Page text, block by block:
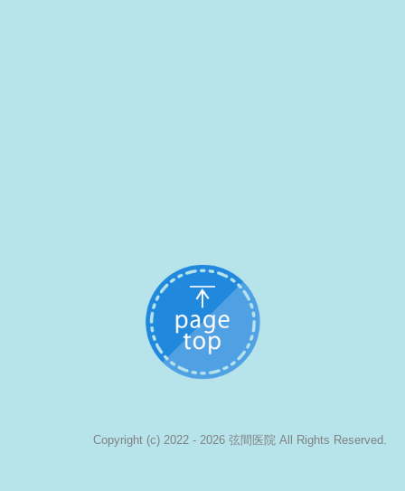
Copyright (c) 2022 - 2026 弦間医院 All Rights Reserved.